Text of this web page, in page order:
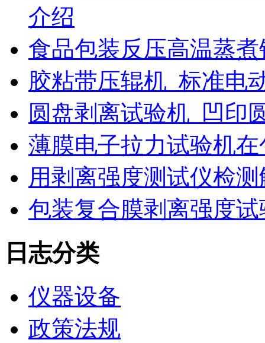
介绍
食品包装反压高温蒸
胶粘带压辊机_标准电
圆盘剥离试验机_凹印
薄膜电子拉力试验机
用剥离强度测试仪检
包装复合膜剥离强度
日志分类
仪器设备
政策法规